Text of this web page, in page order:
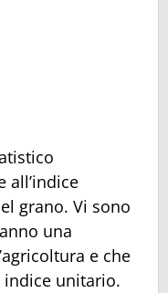
all’indice
grano. Vi sono
una
e che
indice unitario.